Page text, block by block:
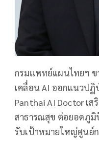
กรมแพทย์แผนไทยฯ
เคลื่อน AI ออกแนวป
Panthai AI Doctor เ
สาธารณสุข ต่อยอดภู
รับเป้าหมายใหญ่ศูนย์